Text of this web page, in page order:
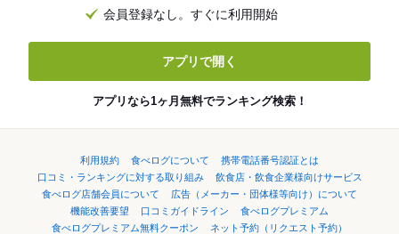
会員登録なし。すぐに利用開始
アプリで開く
アプリなら1ヶ月無料でランキング検索！
利用規約 食べログについて
携帯電話番号認証とは
口コミ・ランキングに対する取り組み
飲食店・飲食企業様向けサービス
食べログ店舗会員について
広告（メーカー・団体様等向け）について
機能改善要望
口コミガイドライン
食べログプレミアム
食べログプレミアム無料クーポン
ネット予約（リクエスト予約）